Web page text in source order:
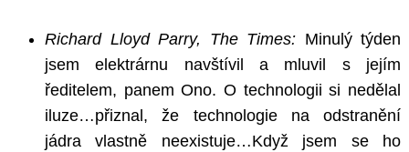
Richard Lloyd Parry, The Times: Minulý týden
jsem elektrárnu navštívil a mluvil s jejím
ředitelem, panem Ono. O technologii si nedělal
iluze…přiznal, že technologie na odstranění
jádra vlastně neexistuje…Když jsem se ho